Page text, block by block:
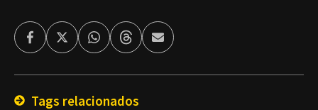
FacebookTwitterWhatsappThreadsEnviar
por
Tags relacionados